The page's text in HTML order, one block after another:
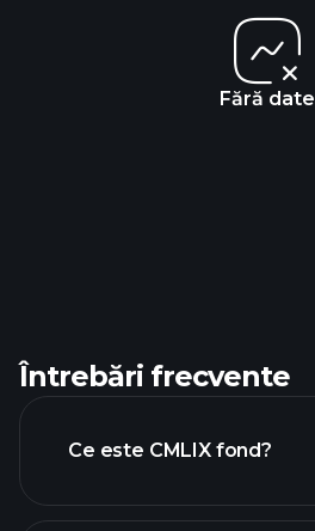
Fără date
Întrebări frecvente
Ce este CMLIX fond?